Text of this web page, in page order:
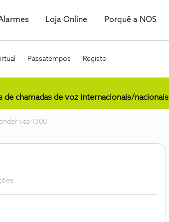
Loja Online Porquê a NOS
Passatempos Registo
de chamadas de voz internacionais/nacionais
vap4300